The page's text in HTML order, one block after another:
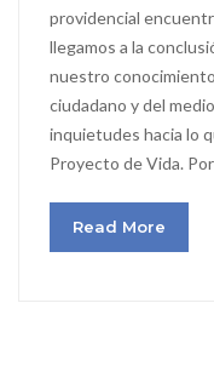
providencial
llegamos a la
nuestro
ciudadano y del
inquietudes hacia lo
Proyecto de Vida.
Read More